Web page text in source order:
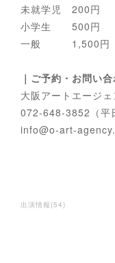
未就学児 200円
小学生 500円
一般 1,500円（
｜ご予約・お問い
大阪アートエージェ
072-648-3852（平
info@o-art-
出演情報 (54)